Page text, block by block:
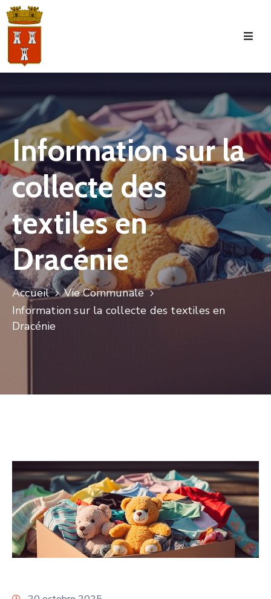
Accueil
Commune
Tourisme
Manifestations
Vie
Municipale
Services
Jeunesse
Information sur la
collecte des
textiles en
Dracénie
Accueil
Vie Communale
Information sur la collecte des textiles en
Dracénie